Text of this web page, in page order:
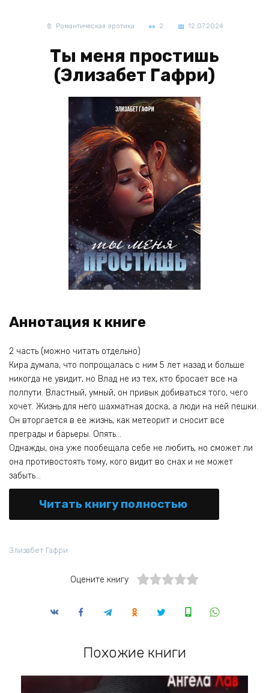
Романтическая эротика 2 12.07.2024
Ты меня простишь
(Элизабет Гафри)
Аннотация к книге
2 часть (можно читать отдельно)
Кира думала, что попрощалась с ним 5 лет назад и больше
никогда не увидит, но Влад не из тех, кто бросает все на
полпути. Властный, умный, он привык добиваться того, чего
хочет. Жизнь для него шахматная доска, а люди на ней пешки.
Он вторгается в ее жизнь, как метеорит и сносит все
преграды и барьеры. Опять…
Однажды, она уже пообещала себе не любить, но сможет ли
она противостоять тому, кого видит во снах и не может
забыть…
Читать книгу полностью
Элизабет Гафри
Оцените книгу
Похожие книги